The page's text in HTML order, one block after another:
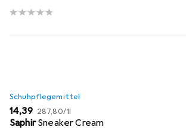
Schuhpflegemittel
EUR
14,39 EUR
287,80/1l
Saphir Sneaker Cream